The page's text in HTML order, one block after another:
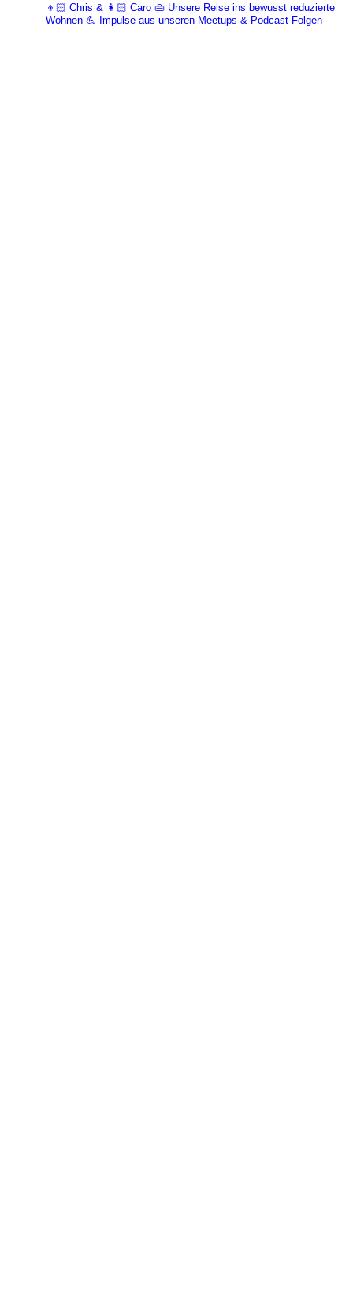
👦🏻 Chris & 👩🏻 Caro 👜 Unsere Reise ins bewusst reduzierte
Wohnen 💪 Impulse aus unseren Meetups & Podcast Folgen